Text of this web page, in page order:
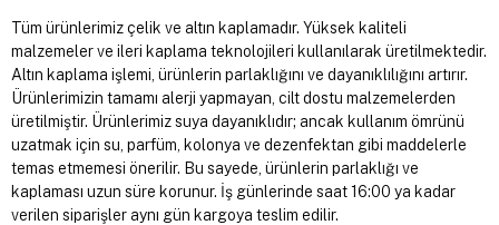
Tüm ürünlerimiz çelik ve altın kaplamadır. Yüksek kaliteli
malzemeler ve ileri kaplama teknolojileri kullanılarak üretilmektedir.
Altın kaplama işlemi, ürünlerin parlaklığını ve dayanıklılığını artırır.
Ürünlerimizin tamamı alerji yapmayan, cilt dostu malzemelerden
üretilmiştir. Ürünlerimiz suya dayanıklıdır; ancak kullanım ömrünü
uzatmak için su, parfüm, kolonya ve dezenfektan gibi maddelerle
temas etmemesi önerilir. Bu sayede, ürünlerin parlaklığı ve
kaplaması uzun süre korunur. İş günlerinde saat 16:00 ya kadar
verilen siparişler aynı gün kargoya teslim edilir.